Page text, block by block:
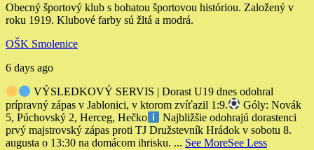
Obecný športový klub s bohatou športovou históriou. Založený v
roku 1919. Klubové farby sú žltá a modrá.
OŠK Smolenice
6 days ago
VÝSLEDKOVÝ SERVIS | Dorast U19 dnes odohral
prípravný zápas v Jablonici, v ktorom zvíťazil 1:9.
Góly: Novák
5, Púchovský 2, Herceg, Hečko
Najbližšie odohrajú dorastenci
prvý majstrovský zápas proti TJ Družstevník Hrádok v sobotu 8.
augusta o 13:30 na domácom ihrisku. ... See MoreSee Less